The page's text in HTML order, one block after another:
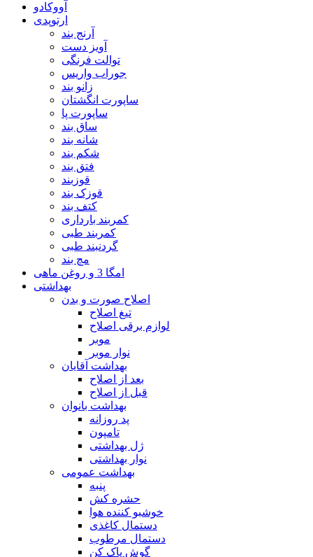
آووکادو
ارتوپدی
آرنج بند
آویز دست
توالت فرنگی
جوراب واریس
زانو بند
ساپورت انگشتان
ساپورت پا
ساق بند
شانه بند
شکم بند
فتق بند
قوزبند
قوزک بند
کتف بند
کمربند بارداری
کمربند طبی
گردنبند طبی
مچ بند
امگا 3 و روغن ماهی
بهداشتی
اصلاح صورت و بدن
تیغ اصلاح
لوازم برقی اصلاح
موبر
نوار موبر
بهداشت آقایان
بعد از اصلاح
قبل از اصلاح
بهداشت بانوان
پد روزانه
تامپون
ژل بهداشتی
نوار بهداشتی
بهداشت عمومی
پنبه
حشره کش
خوشبو کننده هوا
دستمال کاغذی
دستمال مرطوب
گوش پاک کن